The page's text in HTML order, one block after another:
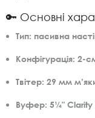
🔑 Основні
Тип: пасивна
Конфігурація: 2-
Твітер: 29 мм
Вуфер: 5¼" Clarity